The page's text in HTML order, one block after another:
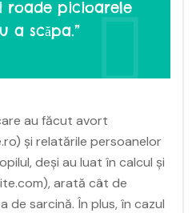
roade picioarele
a scăpa.”
au făcut avort
și relatările persoanelor
deși au luat în calcul și
arată cât de
de sarcină. În plus, în cazul